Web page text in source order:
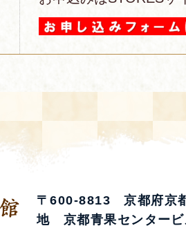
〒600-8813 京都府京
地 京都青果センタービ